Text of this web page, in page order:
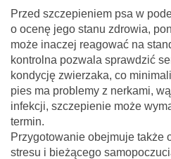
Przed szczepieniem psa w
o ocenę jego stanu zdrowia,
może inaczej reagować na
kontrolna pozwala sprawdzić
kondycję zwierzaka, co
pies ma problemy z nerkami,
infekcji, szczepienie może
termin.
Przygotowanie obejmuje także
stresu i bieżącego